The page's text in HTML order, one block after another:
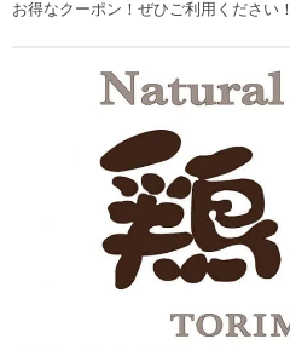
お得なクーポン！ぜひご利用ください！